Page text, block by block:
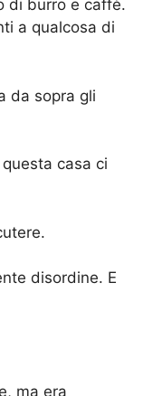
di burro e caffè.
a qualcosa di
da sopra gli
casa ci
disordine. E
ma era